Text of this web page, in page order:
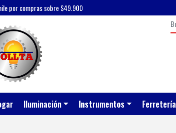
por compras sobre $49.900
Iluminación Instrumentos Ferretería